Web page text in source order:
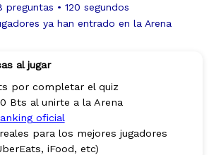
preguntas • 120 segundos
ya han entrado en la Arena
al jugar
por completar el quiz
Bts al unirte a la Arena
oficial
para los mejores jugadores
iFood, etc)